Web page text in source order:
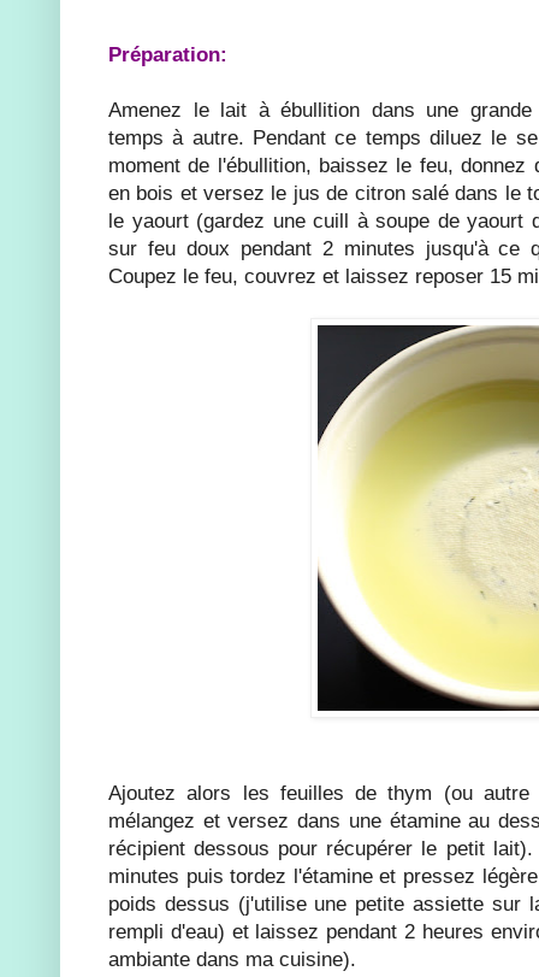
Préparation:
Amenez le lait à ébullition dans une
temps à autre. Pendant ce temps diluez le
moment de l'ébullition, baissez le feu, donnez
en bois et versez le jus de citron salé dans le
le yaourt (gardez une cuill à soupe de yaourt
sur feu doux pendant 2 minutes jusqu'à ce
Coupez le feu, couvrez et laissez reposer 15
Ajoutez alors les feuilles de thym (ou autre
mélangez et versez dans une étamine au
récipient dessous pour récupérer le petit
minutes puis tordez l'étamine et pressez
poids dessus (j'utilise une petite assiette sur
rempli d'eau) et laissez pendant 2 heures
ambiante dans ma cuisine).